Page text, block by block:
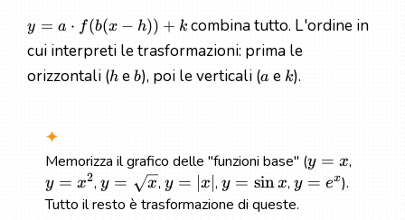
y = a ⋅ f (b(x − h)) + k combina tutto. L'ordine in
cui interpreti le trasformazioni: prima le
orizzontali (he b), poi le verticali (a e k).
Memorizza il grafico delle "funzioni base" (y = x,
y = x2,y = x, y = ∣x ∣,y = sinx, y = ex).
Tutto il resto è trasformazione di queste.